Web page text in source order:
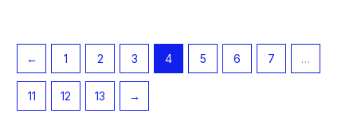
← 1 2 3 4 5 6 7 …
11 12 13 →